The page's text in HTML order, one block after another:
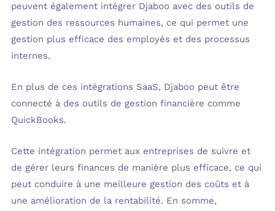
peuvent également intégrer Djaboo avec des outils de
gestion des ressources humaines, ce qui permet une
gestion plus efficace des employés et des processus
internes.
En plus de ces intégrations SaaS, Djaboo peut être
connecté à des outils de gestion financière comme
QuickBooks.
Cette intégration permet aux entreprises de suivre et
de gérer leurs finances de manière plus efficace, ce qui
peut conduire à une meilleure gestion des coûts et à
une amélioration de la rentabilité. En somme,